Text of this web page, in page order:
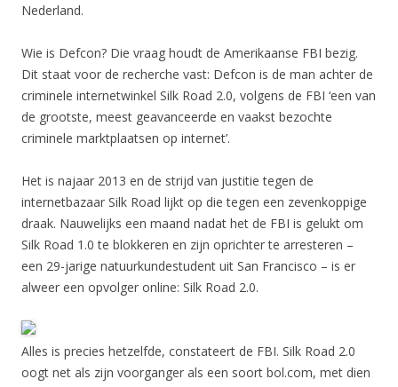
Nederland.
Wie is Defcon? Die vraag houdt de Amerikaanse FBI bezig.
Dit staat voor de recherche vast: Defcon is de man achter de
criminele internetwinkel Silk Road 2.0, volgens de FBI ‘een van
de grootste, meest geavanceerde en vaakst bezochte
criminele marktplaatsen op internet’.
Het is najaar 2013 en de strijd van justitie tegen de
internetbazaar Silk Road lijkt op die tegen een zevenkoppige
draak. Nauwelijks een maand nadat het de FBI is gelukt om
Silk Road 1.0 te blokkeren en zijn oprichter te arresteren –
een 29-jarige natuurkundestudent uit San Francisco – is er
alweer een opvolger online: Silk Road 2.0.
Alles is precies hetzelfde, constateert de FBI. Silk Road 2.0
oogt net als zijn voorganger als een soort bol.com, met dien